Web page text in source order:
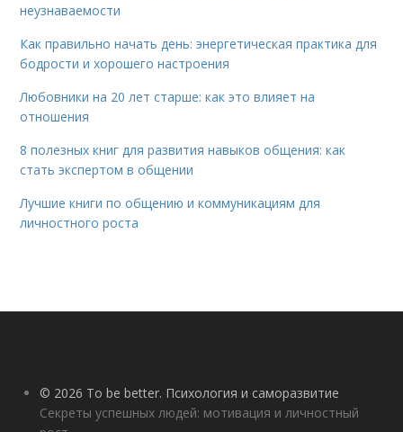
неузнаваемости
Как правильно начать день: энергетическая практика для
бодрости и хорошего настроения
Любовники на 20 лет старше: как это влияет на
отношения
8 полезных книг для развития навыков общения: как
стать экспертом в общении
Лучшие книги по общению и коммуникациям для
личностного роста
© 2026 To be better. Психология и саморазвитие
Секреты успешных людей: мотивация и личностный